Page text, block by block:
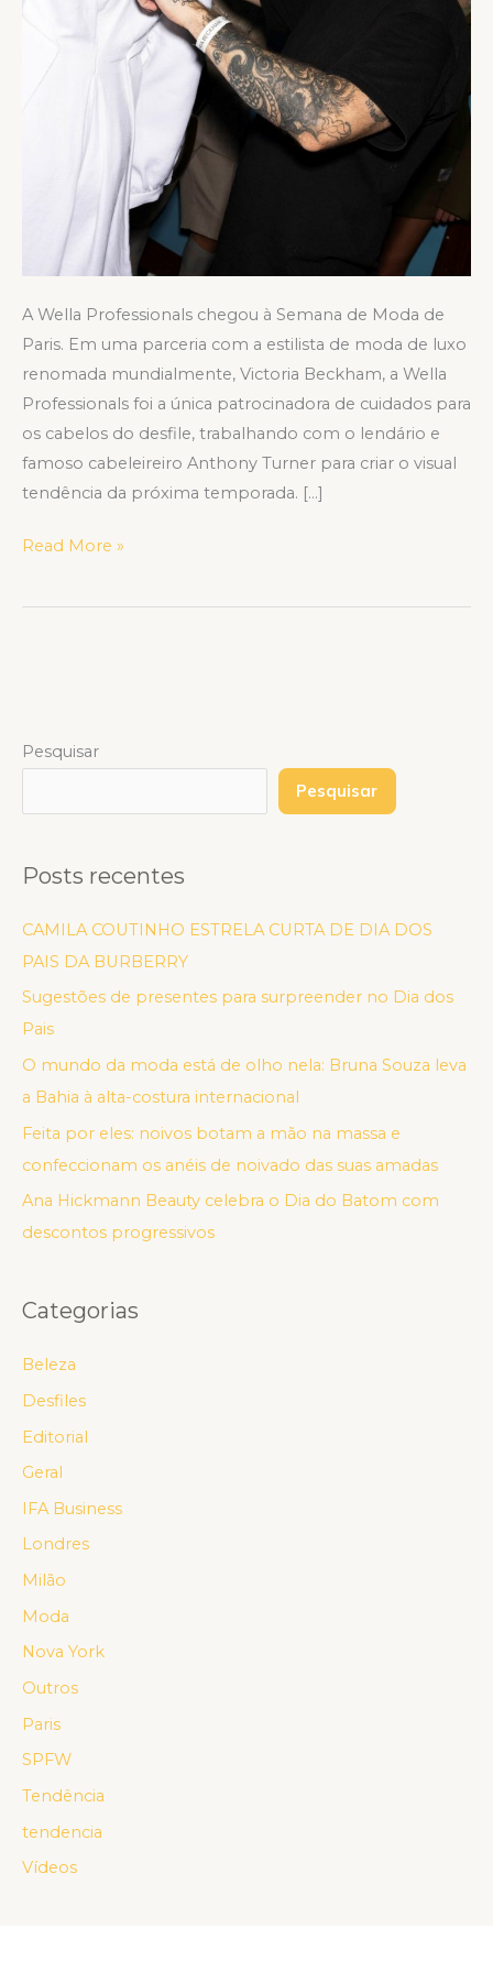
A Wella Professionals chegou à Semana de Moda de
Paris. Em uma parceria com a estilista de moda de luxo
renomada mundialmente, Victoria Beckham, a Wella
Professionals foi a única patrocinadora de cuidados para
os cabelos do desfile, trabalhando com o lendário e
famoso cabeleireiro Anthony Turner para criar o visual
tendência da próxima temporada. […]
Read More »
Pesquisar
Pesquisar
Posts recentes
CAMILA COUTINHO ESTRELA CURTA DE DIA DOS
PAIS DA BURBERRY
Sugestões de presentes para surpreender no Dia dos
Pais
O mundo da moda está de olho nela: Bruna Souza leva
a Bahia à alta-costura internacional
Feita por eles: noivos botam a mão na massa e
confeccionam os anéis de noivado das suas amadas
Ana Hickmann Beauty celebra o Dia do Batom com
descontos progressivos
Categorias
Beleza
Desfiles
Editorial
Geral
IFA Business
Londres
Milão
Moda
Nova York
Outros
Paris
SPFW
Tendência
tendencia
Vídeos